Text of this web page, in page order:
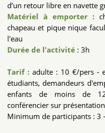
d’un retour libre en navette
Matériel à emporter:
chapeau et pique nique
l'eau
Durée de l'activité : 3h
Tarif : adulte : 10 €/pers -
étudiants, demandeurs
enfants de moins de
conférencier sur
Minimum de participants : 3